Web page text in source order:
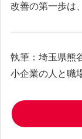
改善の第一歩は
執筆：埼玉県熊
小企業の人と職